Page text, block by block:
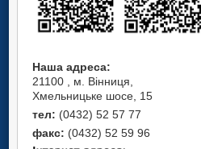
Наша адреса:
21100 , м. Вінниця,
Хмельницьке шосе, 15
тел: (0432) 52 57 77
факс: (0432) 52 59 96